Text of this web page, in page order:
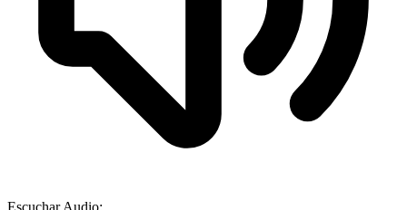
Escuchar Audio: